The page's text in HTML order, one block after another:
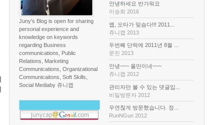
Juny's Blog is open for sharing
personal experience and
knowledge on keywords
regarding Business
communications, Public
Relations, Marketing
Communications, Organizational
Communicaitons, Soft Skills,
Social Mediaby 쥬니캡
안녕하세요 반가워요
이승희 2016
옙, 오타가 맞슴다!!! 2011...
쥬니캡 2013
두번째 단락에 2011년 8월 ...
문진 2013
안녕~~~ 올만이네~~~
쥬니캡 2012
관리자만 볼 수 있는 댓글입...
비밀방문자 2012
우연찮게 방문했습니다. 정...
RunNGun 2012